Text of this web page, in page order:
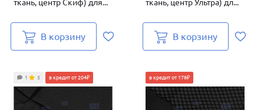
ткань, центр Скиф) для...
В корзину
ткань, центр Ультра) дл...
В корзину
1 5 в кредит от 204₽ в кредит от 178₽